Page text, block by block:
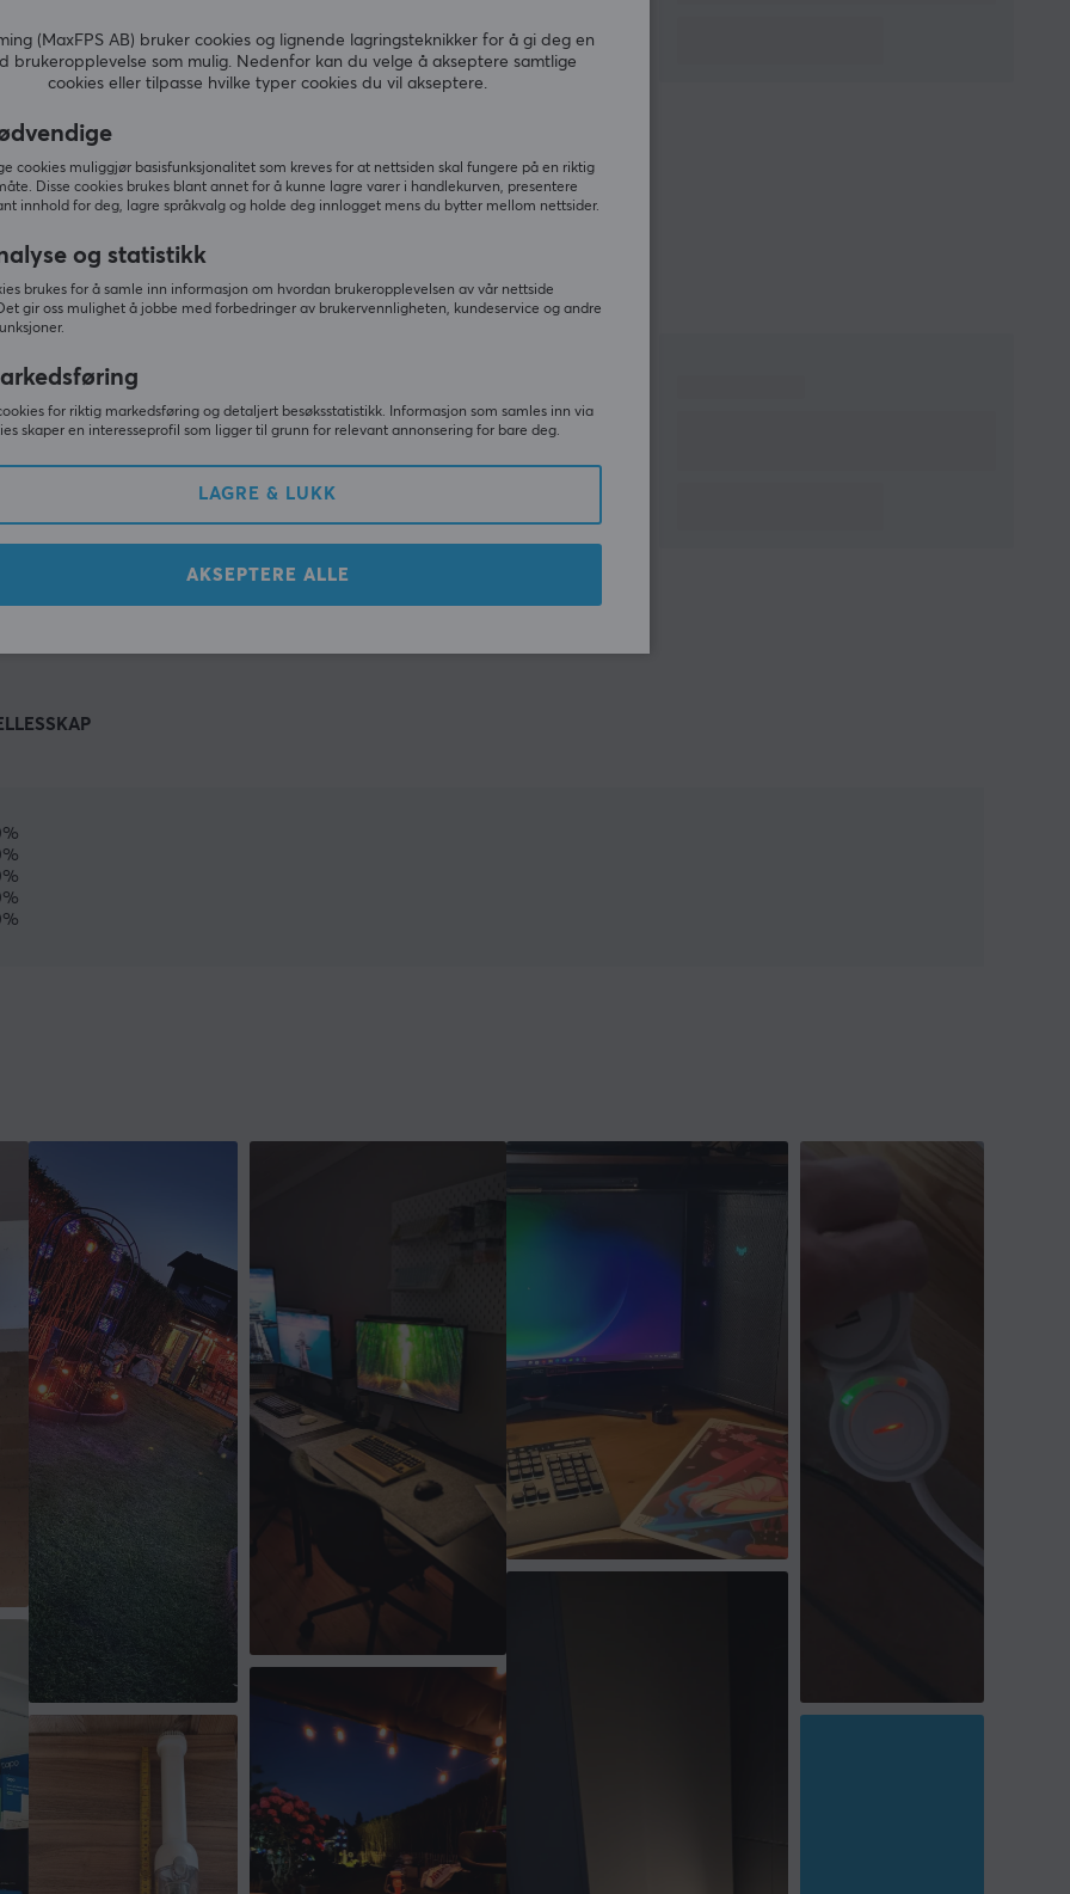
Andre så også
VIS MER
(MaxFPS AB) bruker cookies og lignende lagringsteknikker for å gi deg en
brukeropplevelse som mulig. Nedenfor kan du velge å akseptere samtlige
cookies eller tilpasse hvilke typer cookies du vil akseptere.
cookies muliggjør basisfunksjonalitet som kreves for at nettsiden skal fungere på en riktig
Disse cookies brukes blant annet for å kunne lagre varer i handlekurven, presentere
innhold for deg, lagre språkvalg og holde deg innlogget mens du bytter mellom nettsider.
og statistikk
brukes for å samle inn informasjon om hvordan brukeropplevelsen av vår nettside
gir oss mulighet å jobbe med forbedringer av brukervennligheten, kundeservice og andre
for riktig markedsføring og detaljert besøksstatistikk. Informasjon som samles inn via
skaper en interesseprofil som ligger til grunn for relevant annonsering for bare deg.
LAGRE & LUKK
AKSEPTERE ALLE